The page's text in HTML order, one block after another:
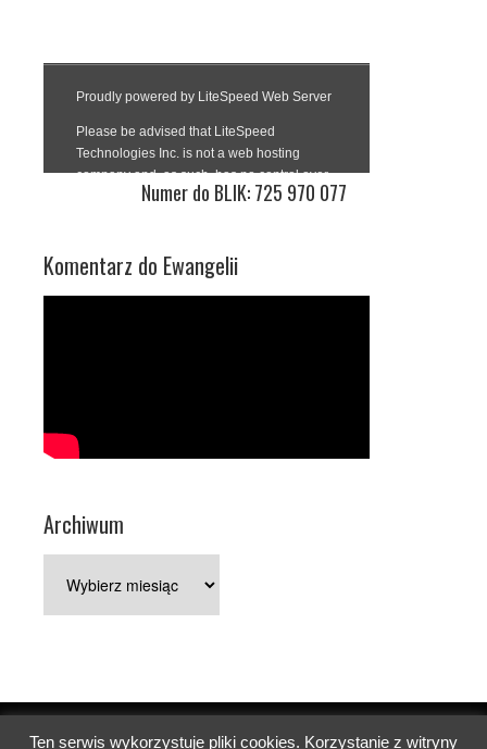
Numer do BLIK: 725 970 077
Komentarz do Ewangelii
Archiwum
Ten serwis wykorzystuje pliki cookies. Korzystanie z witryny